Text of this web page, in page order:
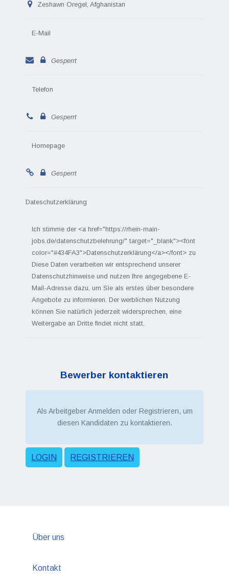
Zeshawn Oregel, Afghanistan
E-Mail
Gesperrt
Telefon
Gesperrt
Homepage
Gesperrt
Dateschutzerklärung
Ich stimme der <a href="https://rhein-main-
jobs.de/datenschutzbelehrung/" target="_blank"><font
color="#434FA3">Datenschutzerklärung</a></font> zu
Diese Daten verarbeiten wir entsprechend unserer
Datenschutzhinweise und nutzen Ihre angegebene E-
Mail-Adresse dazu, um Sie als erstes über besondere
Angebote zu informieren. Der werblichen Nutzung
können Sie natürlich jederzeit widersprechen, eine
Weitergabe an Dritte findet nicht statt.
Bewerber kontaktieren
Als Arbeitgeber Anmelden oder Registrieren, um
diesen Kandidaten zu kontaktieren.
LOGIN REGISTRIEREN
Über uns
Kontakt